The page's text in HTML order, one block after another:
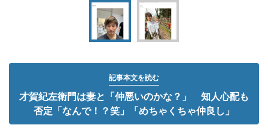
記事本文を読む
才賀紀左衛門は妻と「仲悪いのかな？」 知人心配も
否定「なんで！？笑」「めちゃくちゃ仲良し」